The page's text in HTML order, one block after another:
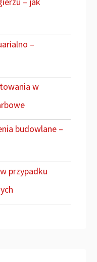
–
w
budowlane –
przypadku